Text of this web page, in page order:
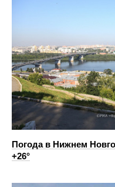
Погода в Нижнем
+26°